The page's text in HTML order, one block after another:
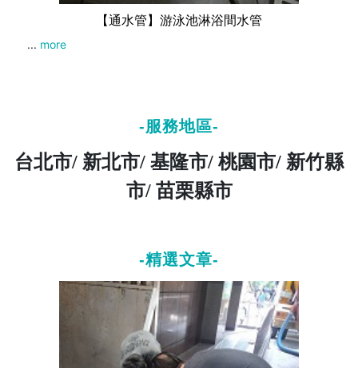
【通水管】游泳池淋浴間水管
... more
-服務地區-
台北市/ 新北市/ 基隆市/ 桃園市/ 新竹縣
市/ 苗栗縣市
-精選文章-